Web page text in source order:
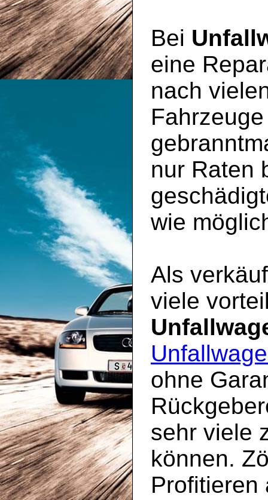
Bei
eine
nach
nur Raten
wie
Als
viele
ohne
sehr viele
können.
Profitieren